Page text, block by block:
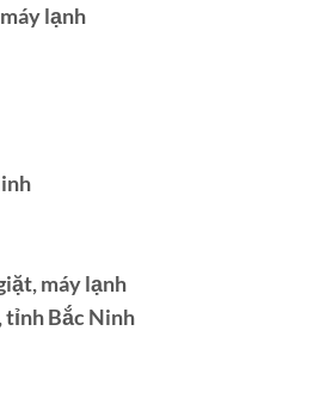
lạnh
máy lạnh
tỉnh Bắc Ninh